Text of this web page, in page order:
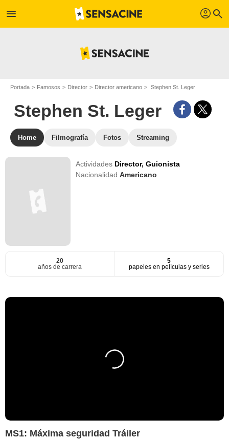
menu profil search
Portada Famosos Director Director americano Stephen St. Leger
Stephen St. Leger
Home Filmografía Fotos Streaming
Actividades Director,Guionista
NacionalidadAmericano
20
años de carrera
5
papeles en películas y series
MS1: Máxima seguridad Tráiler